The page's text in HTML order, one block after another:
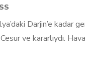
Darjin’e kadar
ve kararlıydı.